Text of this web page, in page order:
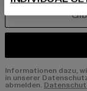
E-MAIL
Informationen dazu,
in unserer
abmelden.